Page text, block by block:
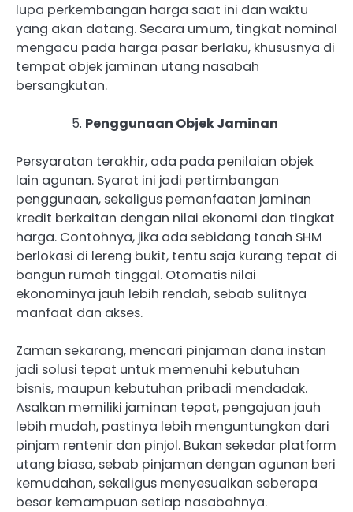
lupa perkembangan harga saat ini dan waktu
yang akan datang. Secara umum, tingkat nominal
mengacu pada harga pasar berlaku, khususnya di
tempat objek jaminan utang nasabah
bersangkutan.
Penggunaan Objek Jaminan
Persyaratan terakhir, ada pada penilaian objek
lain agunan. Syarat ini jadi pertimbangan
penggunaan, sekaligus pemanfaatan jaminan
kredit berkaitan dengan nilai ekonomi dan tingkat
harga. Contohnya, jika ada sebidang tanah SHM
berlokasi di lereng bukit, tentu saja kurang tepat di
bangun rumah tinggal. Otomatis nilai
ekonominya jauh lebih rendah, sebab sulitnya
manfaat dan akses.
Zaman sekarang, mencari pinjaman dana instan
jadi solusi tepat untuk memenuhi kebutuhan
bisnis, maupun kebutuhan pribadi mendadak.
Asalkan memiliki jaminan tepat, pengajuan jauh
lebih mudah, pastinya lebih menguntungkan dari
pinjam rentenir dan pinjol. Bukan sekedar platform
utang biasa, sebab pinjaman dengan agunan beri
kemudahan, sekaligus menyesuaikan seberapa
besar kemampuan setiap nasabahnya.